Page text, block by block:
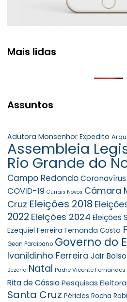
Mais lidas
Assuntos
Adutora Monsenhor Expedito
Assembleia
Rio Grande do
Campo RedondoCoronavírus
COVID-19 Currais Novos Câmara
Cruz Eleições 2018
2022 Eleições 2024 Eleições
Ezequiel Ferreira Fernanda Costa
Gean Paraibano Governo do
Ivanildinho Ferreira Jair
Bezerra Natal Padre Vicente Fernandes
Rita de CássiaPesquisas
Santa Cruz Péricles Rocha